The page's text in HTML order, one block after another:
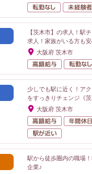
転勤なし
【茨木市】の求人！駅
求人！家族がいる方も安
大阪府 茨木市
高額給与
少しでも駅に近く！ア
をすっきりチェンジ《茨
大阪府 茨木市
高額給与
駅から徒歩圏内の職場
企業♪